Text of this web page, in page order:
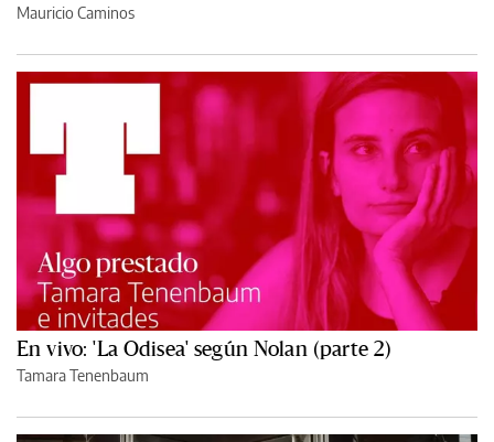
Mauricio Caminos
En vivo: 'La Odisea' según Nolan (parte 2)
Tamara Tenenbaum